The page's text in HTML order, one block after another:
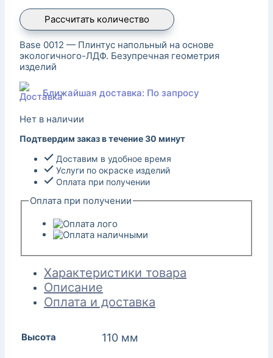
Рассчитать количество
Base 0012 — Плинтус напольный на основе
экологичного-ЛДФ. Безупречная геометрия
изделий
Ближайшая доставка: По запросу
Нет в наличии
Подтвердим заказ в течение 30 минут
Доставим в удобное время
Услуги по окраске изделий
Оплата при получении
Оплата при получении
Характеристики товара
Описание
Оплата и доставка
Высота 110 мм